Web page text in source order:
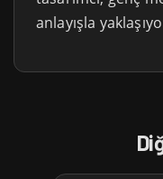
anlayışla